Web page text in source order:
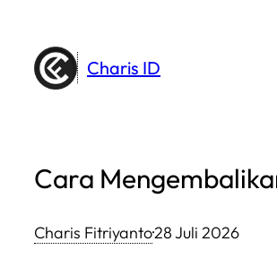
konten
Charis ID
Cara
Charis Fitriyanto·28 Juli 2026